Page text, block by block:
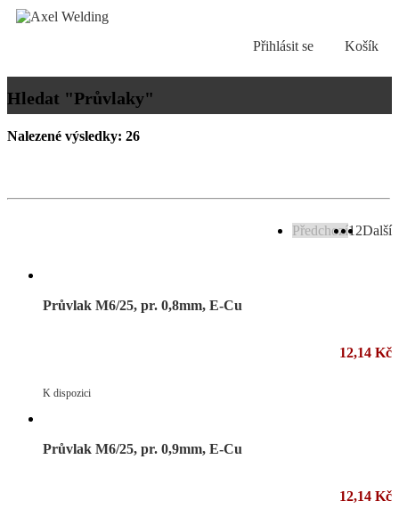
Košík
Přihlásit se
Hledat "Průvlaky"
Nalezené výsledky: 26
Předchozí1 2Další
Průvlak M6/25, pr. 0,8mm, E-Cu
12,14 Kč
K dispozici
Průvlak M6/25, pr. 0,9mm, E-Cu
12,14 Kč